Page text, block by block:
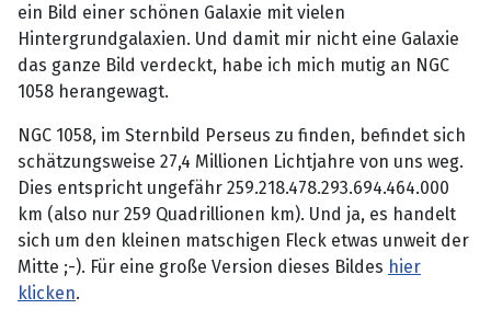
ein Bild einer schönen Galaxie mit vielen
Hintergrundgalaxien. Und damit mir nicht eine Galaxie
das ganze Bild verdeckt, habe ich mich mutig an NGC
1058 herangewagt.
NGC 1058, im Sternbild Perseus zu finden, befindet sich
schätzungsweise 27,4 Millionen Lichtjahre von uns weg.
Dies entspricht ungefähr 259.218.478.293.694.464.000
km (also nur 259 Quadrillionen km). Und ja, es handelt
sich um den kleinen matschigen Fleck etwas unweit der
Mitte ;-). Für eine große Version dieses Bildes hier
klicken.